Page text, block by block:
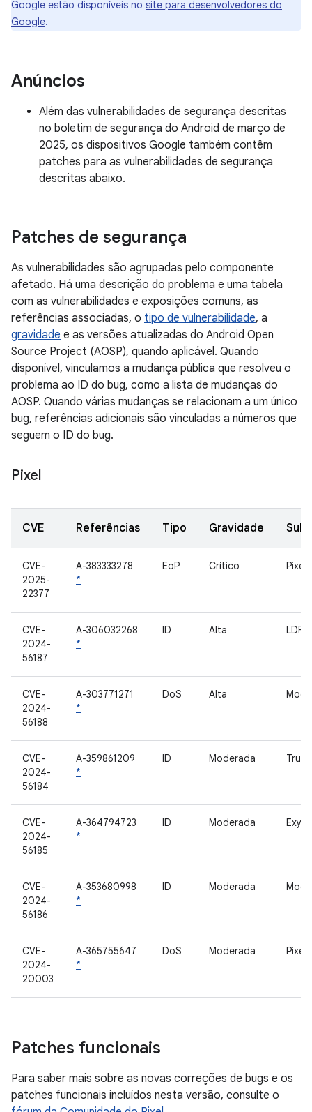
Google estão disponíveis no site para desenvolvedores do
Google.
Anúncios
Além das vulnerabilidades de segurança descritas
no boletim de segurança do Android de março de
2025, os dispositivos Google também contêm
patches para as vulnerabilidades de segurança
descritas abaixo.
Patches de segurança
As vulnerabilidades são agrupadas pelo componente
afetado. Há uma descrição do problema e uma tabela
com as vulnerabilidades e exposições comuns, as
referências associadas, o tipo de vulnerabilidade, a
gravidade e as versões atualizadas do Android Open
Source Project (AOSP), quando aplicável. Quando
disponível, vinculamos a mudança pública que resolveu o
problema ao ID do bug, como a lista de mudanças do
AOSP. Quando várias mudanças se relacionam a um único
bug, referências adicionais são vinculadas a números que
seguem o ID do bug.
Pixel
CVE Referências Tipo Gravidade
CVE-
2025-
22377
A-383333278
*
EoP Crítico Pixel
CVE-
2024-
56187
A-306032268
*
ID Alta LDFW
CVE-
2024-
56188
A-303771271
*
DoS Alta
CVE-
2024-
56184
A-359861209
*
ID Moderada
CVE-
2024-
56185
A-364794723
*
ID Moderada
CVE-
2024-
56186
A-353680998
*
ID Moderada
CVE-
2024-
20003
A-365755647
*
DoS Moderada Pixel
Patches funcionais
Para saber mais sobre as novas correções de bugs e os
patches funcionais incluídos nesta versão, consulte o